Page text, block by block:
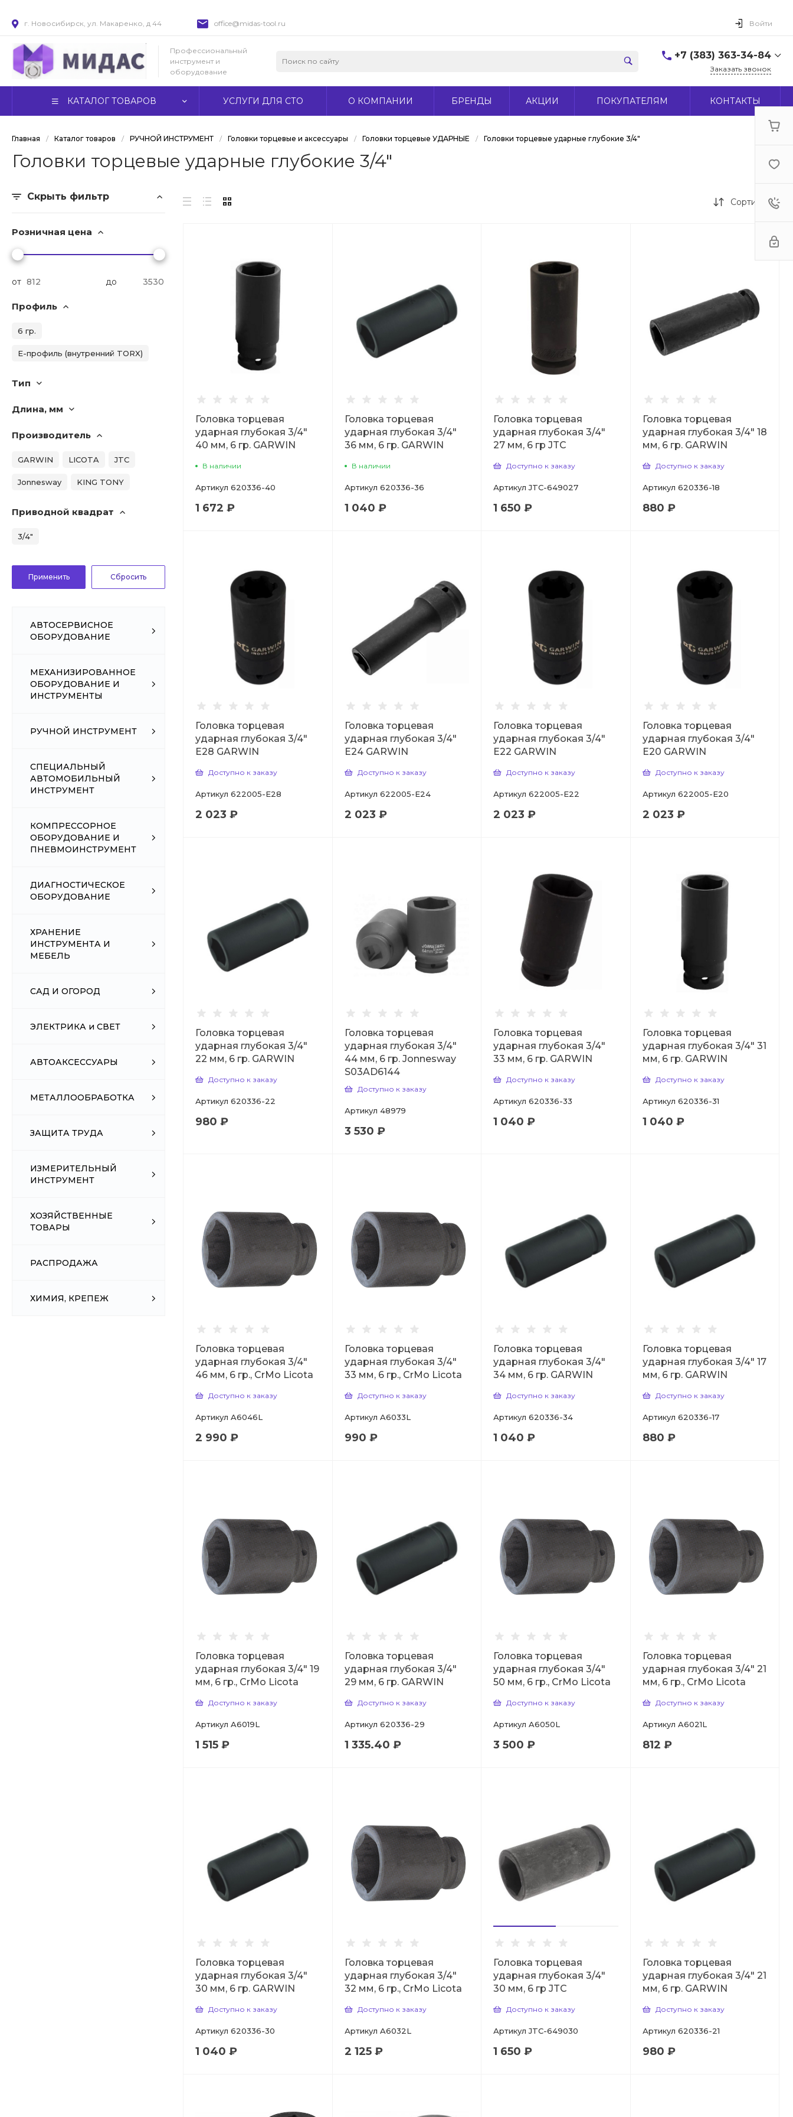
г. Новосибирск, ул. Макаренко, д 44 office@midas-tool.ru Войти
Профессиональный
инструмент и
оборудование
+7 (383) 363-34-84
г. Новосибирск, ул.
Заказать звонок
КАТАЛОГ ТОВАРОВ УСЛУГИ ДЛЯ СТО О КОМПАНИИ БРЕНДЫ АКЦИИ ПОКУПАТЕЛЯМ КОНТАКТЫ
Главная / Каталог товаров / РУЧНОЙ ИНСТРУМЕНТ / Головки торцевые и аксессуары / Головки торцевые УДАРНЫЕ / Головки торцевые ударные глубокие 3/4"
Головки торцевые ударные глубокие 3/4"
Скрыть фильтр
Розничная цена
от до
Профиль
6 гр.
E-профиль (внутренний TORX)
Тип
Длина, мм
Производитель
GARWIN LICOTA JTC
Jonnesway KING TONY
Приводной квадрат
3/4"
АВТОСЕРВИСНОЕ
ОБОРУДОВАНИЕ
МЕХАНИЗИРОВАННОЕ
ОБОРУДОВАНИЕ И
ИНСТРУМЕНТЫ
РУЧНОЙ ИНСТРУМЕНТ
СПЕЦИАЛЬНЫЙ
АВТОМОБИЛЬНЫЙ
ИНСТРУМЕНТ
КОМПРЕССОРНОЕ
ОБОРУДОВАНИЕ И
ПНЕВМОИНСТРУМЕНТ
ДИАГНОСТИЧЕСКОЕ
ОБОРУДОВАНИЕ
ХРАНЕНИЕ
ИНСТРУМЕНТА И
МЕБЕЛЬ
САД И ОГОРОД
ЭЛЕКТРИКА и СВЕТ
АВТОАКСЕССУАРЫ
МЕТАЛЛООБРАБОТКА
ЗАЩИТА ТРУДА
ИЗМЕРИТЕЛЬНЫЙ
ИНСТРУМЕНТ
ХОЗЯЙСТВЕННЫЕ
ТОВАРЫ
РАСПРОДАЖА
ХИМИЯ, КРЕПЕЖ
Сортировка
Головка торцевая
ударная глубокая 3/4"
40 мм, 6 гр. GARWIN
В наличии
Артикул 620336-40
1 672 ₽
Головка торцевая
ударная глубокая 3/4"
36 мм, 6 гр. GARWIN
В наличии
Артикул 620336-36
1 040 ₽
Головка торцевая
ударная глубокая 3/4"
27 мм, 6 гр JTC
Доступно к заказу
Артикул JTC-649027
1 650 ₽
Головка торцевая
ударная глубокая 3/4" 18
мм, 6 гр. GARWIN
Доступно к заказу
Артикул 620336-18
880 ₽
Головка торцевая
ударная глубокая 3/4"
Е28 GARWIN
Доступно к заказу
Артикул 622005-E28
2 023 ₽
Головка торцевая
ударная глубокая 3/4"
Е24 GARWIN
Доступно к заказу
Артикул 622005-E24
2 023 ₽
Головка торцевая
ударная глубокая 3/4"
Е22 GARWIN
Доступно к заказу
Артикул 622005-E22
2 023 ₽
Головка торцевая
ударная глубокая 3/4"
Е20 GARWIN
Доступно к заказу
Артикул 622005-E20
2 023 ₽
Головка торцевая
ударная глубокая 3/4"
22 мм, 6 гр. GARWIN
Доступно к заказу
Артикул 620336-22
980 ₽
Головка торцевая
ударная глубокая 3/4"
44 мм, 6 гр. Jonnesway
S03AD6144
Доступно к заказу
Артикул 48979
3 530 ₽
Головка торцевая
ударная глубокая 3/4"
33 мм, 6 гр. GARWIN
Доступно к заказу
Артикул 620336-33
1 040 ₽
Головка торцевая
ударная глубокая 3/4" 31
мм, 6 гр. GARWIN
Доступно к заказу
Артикул 620336-31
1 040 ₽
Головка торцевая
ударная глубокая 3/4"
46 мм, 6 гр., CrMo Licota
Доступно к заказу
Артикул A6046L
2 990 ₽
Головка торцевая
ударная глубокая 3/4"
33 мм, 6 гр., CrMo Licota
Доступно к заказу
Артикул A6033L
990 ₽
Головка торцевая
ударная глубокая 3/4"
34 мм, 6 гр. GARWIN
Доступно к заказу
Артикул 620336-34
1 040 ₽
Головка торцевая
ударная глубокая 3/4" 17
мм, 6 гр. GARWIN
Доступно к заказу
Артикул 620336-17
880 ₽
Головка торцевая
ударная глубокая 3/4" 19
мм, 6 гр., CrMo Licota
Доступно к заказу
Артикул A6019L
1 515 ₽
Головка торцевая
ударная глубокая 3/4"
29 мм, 6 гр. GARWIN
Доступно к заказу
Артикул 620336-29
1 335.40 ₽
Головка торцевая
ударная глубокая 3/4"
50 мм, 6 гр., CrMo Licota
Доступно к заказу
Артикул A6050L
3 500 ₽
Головка торцевая
ударная глубокая 3/4" 21
мм, 6 гр., CrMo Licota
Доступно к заказу
Артикул A6021L
812 ₽
Головка торцевая
ударная глубокая 3/4"
30 мм, 6 гр. GARWIN
Доступно к заказу
Артикул 620336-30
1 040 ₽
Головка торцевая
ударная глубокая 3/4"
32 мм, 6 гр., CrMo Licota
Доступно к заказу
Артикул A6032L
2 125 ₽
Головка торцевая
ударная глубокая 3/4"
30 мм, 6 гр JTC
Доступно к заказу
Артикул JTC-649030
1 650 ₽
Головка торцевая
ударная глубокая 3/4" 21
мм, 6 гр. GARWIN
Доступно к заказу
Артикул 620336-21
980 ₽